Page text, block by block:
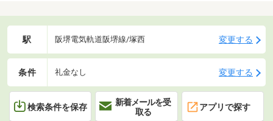
駅 阪堺電気軌道阪堺線/塚西 変更する
条件 礼金なし 変更する
検索条件を保存
新着メールを受
取る
アプリで探す